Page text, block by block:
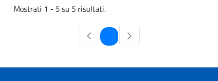
Mostrati 1 - 5 su 5 risultati.
Pagina